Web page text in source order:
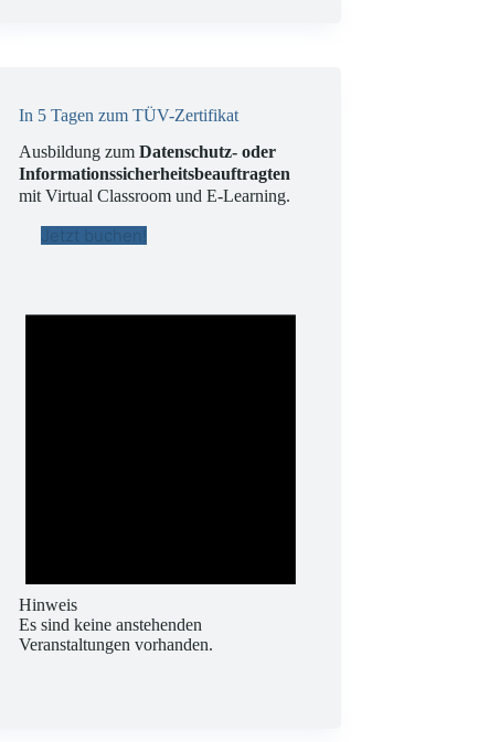
In 5 Tagen zum TÜV-Zertifikat
Ausbildung zumDatenschutz- oder
Informationssicherheitsbeauftragten
mit Virtual Classroom und E-Learning.
Jetzt buchen!
Hinweis
Es sind keine anstehenden
Veranstaltungen vorhanden.